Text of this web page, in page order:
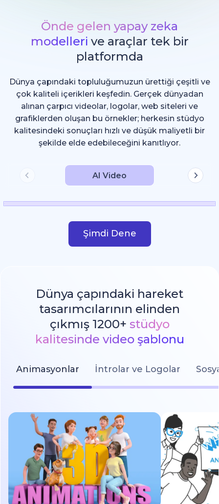
Önde gelen yapay zeka
modelleri ve araçlar tek bir
platformda
Dünya çapındaki topluluğumuzun ürettiği çeşitli ve
çok kaliteli içerikleri keşfedin. Gerçek dünyadan
alınan çarpıcı videolar, logolar, web siteleri ve
grafiklerden oluşan bu örnekler; herkesin stüdyo
kalitesindeki sonuçları hızlı ve düşük maliyetli bir
şekilde elde edebileceğini kanıtlıyor.
AI Video
Şimdi Dene
Dünya çapındaki hareket
tasarımcılarının elinden
çıkmış 1200+ stüdyo
kalitesinde video şablonu
Animasyonlar İntrolar ve Logolar